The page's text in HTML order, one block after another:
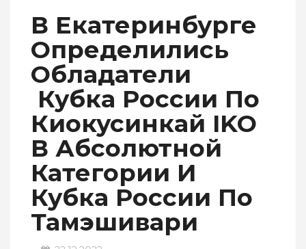
В Екатеринбурге
Определились
Обладатели
Кубка России По
Киокусинкай IKO
В Абсолютной
Категории И
Кубка России По
Тамэшивари